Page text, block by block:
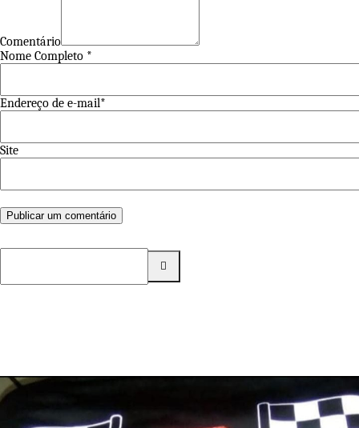
Comentário
Nome Completo *
Endereço de e-mail*
Site